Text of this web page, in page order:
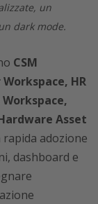
dark mode.
CSM
HR
Asset
adozione
dashboard e